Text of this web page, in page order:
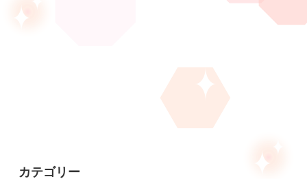
カテゴリー